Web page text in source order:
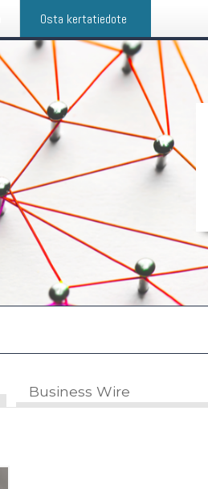
Osta kertatiedote
Business Wire